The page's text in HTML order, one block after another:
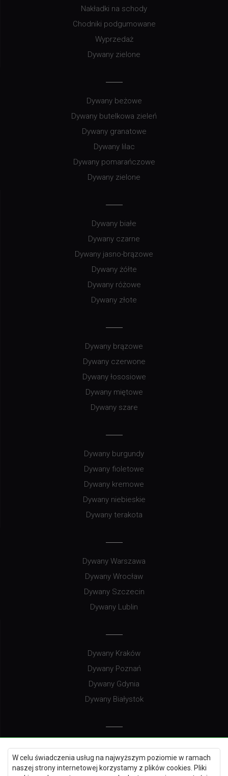
W celu świadczenia usług na najwyższym poziomie w ramach
naszej strony internetowej korzystamy z plików cookies. Pliki
Nakładki na schody
Chodniki podgumowane
Wyprzedaż
Dywany zielone
Dywany beżowe
Dywany butelkowa zieleń
Dywany granatowe
Dywany lilac
Dywany pomarańczowe
Dywany zielone
Dywany białe
Dywany czarne
Dywany jasno-brązowe
Dywany żółte
Dywany różowe
Dywany złote
Dywany brązowe
Dywany czerwone
Dywany łososiowe
Dywany miętowe
Dywany szare
Dywany burgundy
Dywany fioletowe
Dywany kremowe
Dywany niebieskie
Dywany terakota
Dywany Warszawa
Dywany Wrocław
Dywany Szczecin
Dywany Lublin
Dywany Kraków
Dywany Poznań
Dywany Gdynia
Dywany Białystok
Dywany Gdańsk